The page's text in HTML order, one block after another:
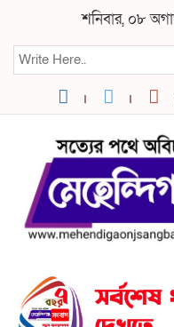
শনিবার, ০৮